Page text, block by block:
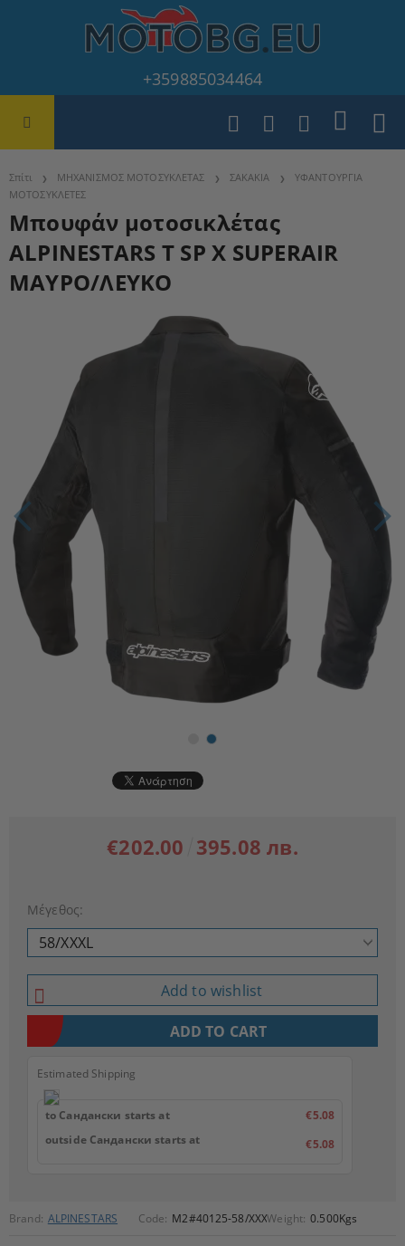
+359885034464
Σπίτι ΜΗΧΑΝΙΣΜΟΣ ΜΟΤΟΣΥΚΛΕΤΑΣ ΣΑΚΑΚΙΑ
ΥΦΑΝΤΟΥΡΓΙΑ
ΜΟΤΟΣΥΚΛΕΤΕΣ
Μπουφάν μοτοσικλέτας
ALPINESTARS T SP X SUPERAIR
ΜΑΥΡΟ/ΛΕΥΚΟ
Brand: ALPINESTARS Code: M2#40125-58/XXXLWeight: 0.500Kgs
€202.00 395.08 лв.
Μέγεθος:
Add to wishlist
Estimated Shipping
to Сандански starts at
€5.08
outside Сандански starts at
€5.08